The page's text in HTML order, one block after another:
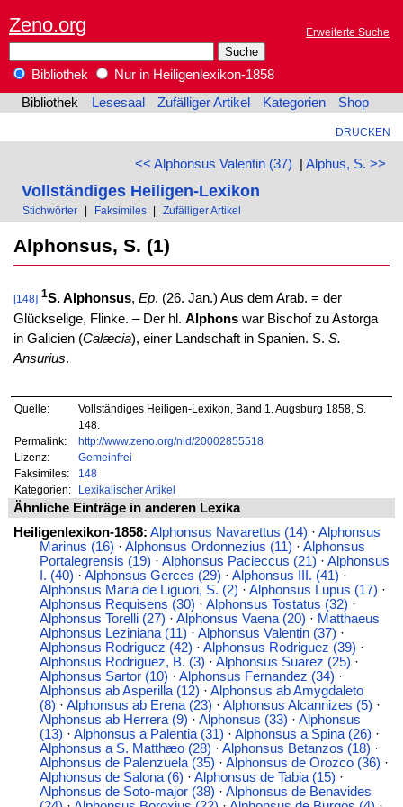
Zeno.org Erweiterte Suche
Bibliothek
Nur in Heiligenlexikon-1858
Bibliothek
Lesesaal Zufälliger Artikel Kategorien Shop
DRUCKEN
<< Alphonsus Valentin (37) | Alphus, S. >>
Vollständiges Heiligen-Lexikon
Stichwörter | Faksimiles | Zufälliger Artikel
Alphonsus, S. (1)
[148] 1S. Alphonsus, Ep. (26. Jan.) Aus dem Arab. = der
Glückselige, Flinke. – Der hl. Alphonswar Bischof zu Astorga
in Galicien (Calæcia), einer Landschaft in Spanien. S. S.
Ansurius.
Quelle:
Vollständiges Heiligen-Lexikon, Band 1. Augsburg 1858, S.
148.
Permalink:
http://www.zeno.org/nid/20002855518
Lizenz:
Gemeinfrei
Faksimiles:
148
Kategorien:
Lexikalischer Artikel
Ähnliche Einträge in anderen Lexika
Heiligenlexikon-1858: Alphonsus Navarettus (14) · Alphonsus
Marinus (16) · Alphonsus Ordonnezius (11) · Alphonsus
Portalegrensis (19) · Alphonsus Pacieccus (21) · Alphonsus
I. (40) · Alphonsus Gerces (29) · Alphonsus III. (41) ·
Alphonsus Maria de Liguori, S. (2) · Alphonsus Lupus (17) ·
Alphonsus Requisens (30) · Alphonsus Tostatus (32) ·
Alphonsus Torelli (27) · Alphonsus Vaena (20) · Matthaeus
Alphonsus Leziniana (11) · Alphonsus Valentin (37) ·
Alphonsus Rodriguez (42) · Alphonsus Rodriguez (39) ·
Alphonsus Rodriguez, B. (3) · Alphonsus Suarez (25) ·
Alphonsus Sartor (10) · Alphonsus Fernandez (34) ·
Alphonsus ab Asperilla (12) · Alphonsus ab Amygdaleto
(8) · Alphonsus ab Erena (23) · Alphonsus Alcannizes (5) ·
Alphonsus ab Herrera (9) · Alphonsus (33) · Alphonsus
(13) · Alphonsus a Palentia (31) · Alphonsus a Spina (26) ·
Alphonsus a S. Matthæo (28) · Alphonsus Betanzos (18) ·
Alphonsus de Palenzuela (35) · Alphonsus de Orozco (36) ·
Alphonsus de Salona (6) · Alphonsus de Tabia (15) ·
Alphonsus de Soto-major (38) · Alphonsus de Benavides